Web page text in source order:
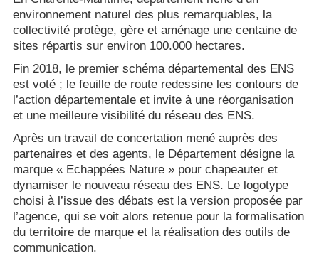
environnement naturel des plus remarquables, la
collectivité protège, gère et aménage une centaine de
sites répartis sur environ 100.000 hectares.
Fin 2018, le premier schéma départemental des ENS
est voté ; le feuille de route redessine les contours de
l’action départementale et invite à une réorganisation
et une meilleure visibilité du réseau des ENS.
Après un travail de concertation mené auprès des
partenaires et des agents, le Département désigne la
marque « Echappées Nature » pour chapeauter et
dynamiser le nouveau réseau des ENS. Le logotype
choisi à l’issue des débats est la version proposée par
l’agence, qui se voit alors retenue pour la formalisation
du territoire de marque et la réalisation des outils de
communication.